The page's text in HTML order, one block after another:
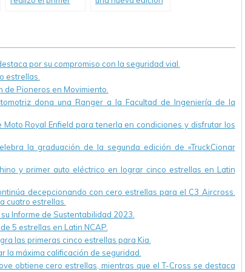
por su compromiso con la seguridad vial.
estrellas.
Pioneros en Movimiento.
dona una Ranger a la Facultad de Ingeniería de la
Royal Enfield para tenerla en condiciones y disfrutar los
la graduación de la segunda edición de «TruckCionar
y primer auto eléctrico en lograr cinco estrellas en Latin
decepcionando con cero estrellas para el C3 Aircross.
cuatro estrellas.
Informe de Sustentabilidad 2023.
5 estrellas en Latin NCAP.
las primeras cinco estrellas para Kia.
la máxima calificación de seguridad.
obtiene cero estrellas, mientras que el T-Cross se destaca